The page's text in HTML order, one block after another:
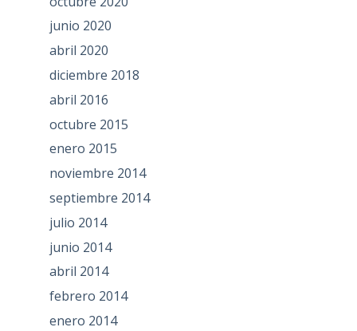
junio 2020
abril 2020
diciembre 2018
abril 2016
octubre 2015
enero 2015
noviembre 2014
septiembre 2014
julio 2014
junio 2014
abril 2014
febrero 2014
enero 2014